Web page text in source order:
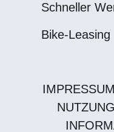
Schneller
Bike-Leasing
IMPRESSUM